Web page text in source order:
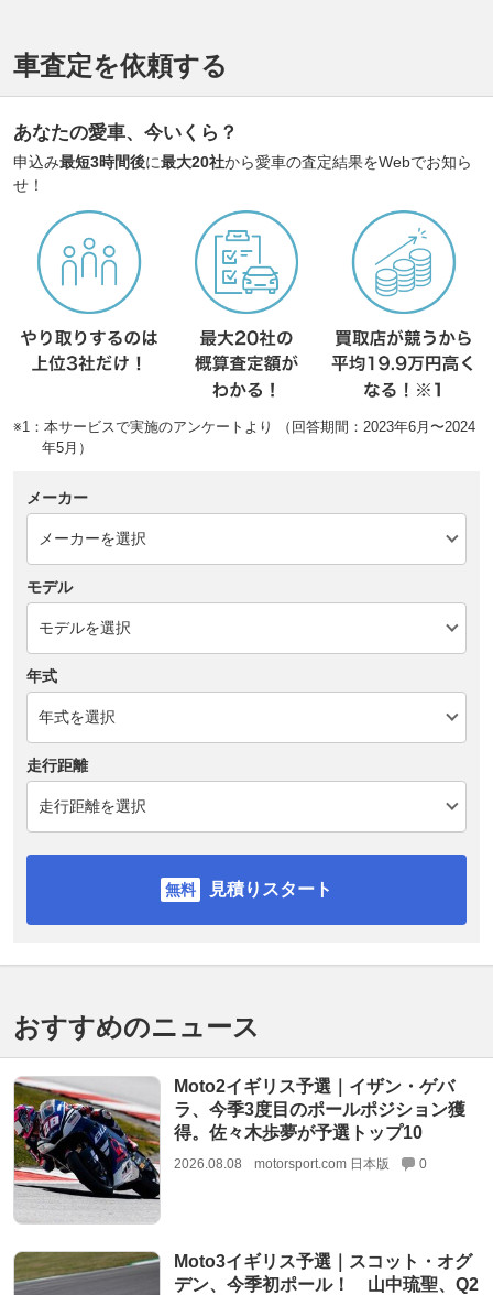
車査定を依頼する
あなたの愛車、今いくら？
申込み最短3時間後に最大20社から愛車の査定結果をWebでお知ら
せ！
※1：本サービスで実施のアンケートより （回答期間：2023年6月〜2024
年5月）
メーカー
モデル
年式
走行距離
見積りスタート
おすすめのニュース
Moto2イギリス予選｜イザン・ゲバ
ラ、今季3度目のポールポジション獲
得。佐々木歩夢が予選トップ10
2026.08.08 motorsport.com 日本版 0
Moto3イギリス予選｜スコット・オグ
デン、今季初ポール！ 山中琉聖、Q2